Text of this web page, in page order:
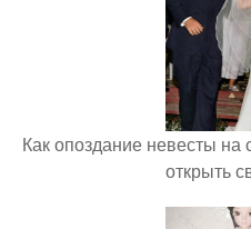
Как опоздание невесты на
открыть